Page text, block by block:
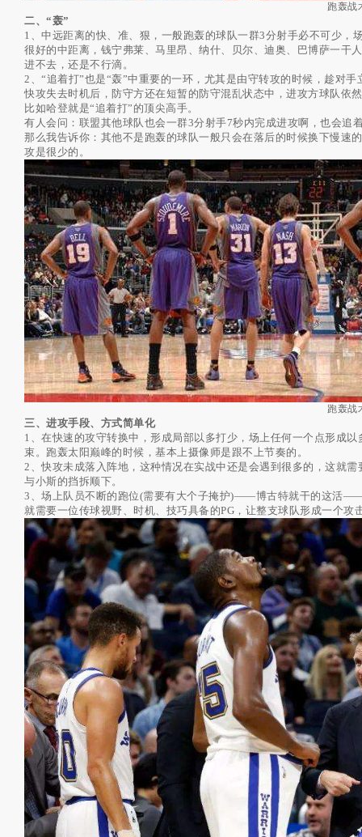
跑轰战
二、“轰”
1、中远距离的快、准、狠，一般跑轰的球队一群3分射手必不可少
很好的中距离，钱宁弗莱、马里昂、纳什、贝尔、迪奥、巴博萨一干
进不去，还是不行滴。
2、“追着打”也是“轰”中重要的一环，尤其是由守转攻的时候，趁对
快攻失去时机后，防守方还在短暂的防守混乱状态中，进攻方球队依
比如哈登就是“追着打”的顶尖高手。
有人会问：联盟其他球队也会一群3分射手7秒内完成进攻啊，也会追
那么我告诉你：其他不是跑轰的球队一般只会在落后的时候换下慢速
攻是很少的。
跑轰战
三、进攻手段、方式简单化
1、在快速的攻守转换中，形成局部以多打少，场上任何一个点形成
束。跑轰太阳巅峰的时候，基本上摄像师是跟不上节奏的。
2、快攻未成落入阵地，这种情况在实战中还是会遇到很多的，这就
与小斯的挡拆顺下。
3、场上队员不断的跑位(需要有大个子掩护)——博古特就干的这活
就需要一位传球视野、时机、技巧具备的PG，让整支球队形成一个攻